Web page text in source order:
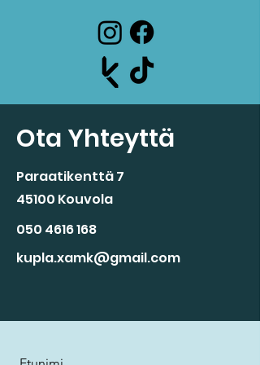
Ota Yhteyttä
Paraatikenttä 7
45100 Kouvola
050 4616 168
kupla.xamk@gmail.com